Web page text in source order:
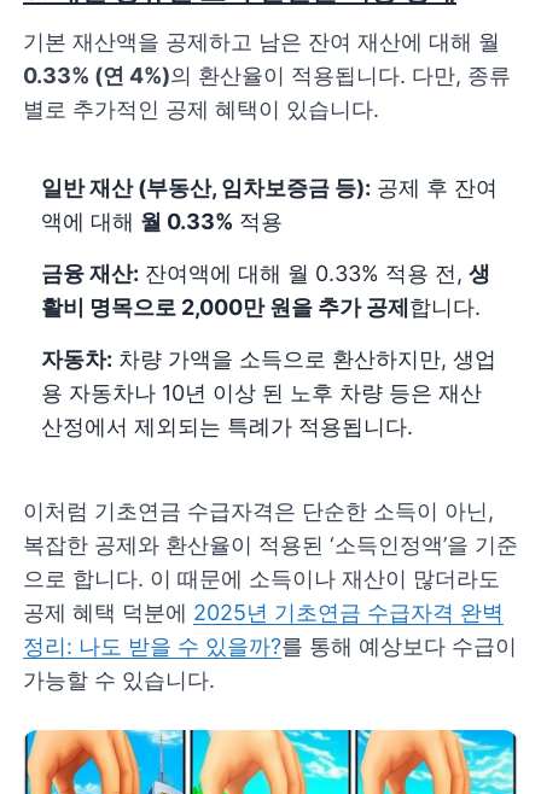
기본 재산액을 공제하고 남은 잔여 재산에 대해 월
0.33% (연 4%)의 환산율이 적용됩니다. 다만, 종류
별로 추가적인 공제 혜택이 있습니다.
일반 재산 (부동산, 임차보증금 등): 공제 후 잔여
액에 대해 월 0.33% 적용
금융 재산: 잔여액에 대해 월 0.33% 적용 전, 생
활비 명목으로 2,000만 원을 추가 공제 합니다.
자동차: 차량 가액을 소득으로 환산하지만, 생업
용 자동차나 10년 이상 된 노후 차량 등은 재산
산정에서 제외되는 특례가 적용됩니다.
이처럼 기초연금 수급자격은 단순한 소득이 아닌,
복잡한 공제와 환산율이 적용된 ‘소득인정액’을 기준
으로 합니다. 이 때문에 소득이나 재산이 많더라도
공제 혜택 덕분에 2025년 기초연금 수급자격 완벽
정리: 나도 받을 수 있을까?를 통해 예상보다 수급이
가능할 수 있습니다.